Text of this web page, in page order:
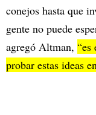
conejos hasta que
gente no puede
agregó Altman, “es
probar estas ideas